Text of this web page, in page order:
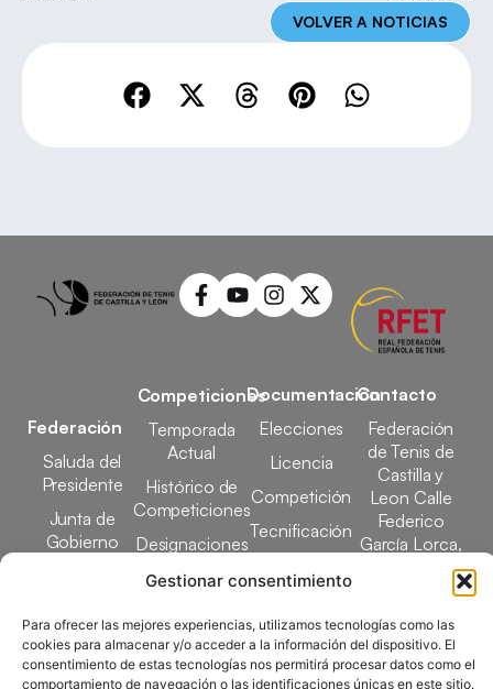
Gestionar consentimiento
Para ofrecer las mejores experiencias, utilizamos tecnologías como las
cookies para almacenar y/o acceder a la información del dispositivo. El
consentimiento de estas tecnologías nos permitirá procesar datos como el
comportamiento de navegación o las identificaciones únicas en este sitio.
VOLVER A NOTICIAS
Federación
Saluda del
Presidente
Junta de
Gobierno
Clubes
Federados
Competiciones
Temporada
Actual
Histórico de
Competiciones
Designaciones
Documentación
Elecciones
Licencia
Competición
Tecnificación
Contacto
Federación
de Tenis de
Castilla y
Leon Calle
Federico
García Lorca,
983 24 94 26